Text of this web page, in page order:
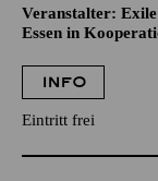
Veranstalter:
Essen in
INFO
Eintritt frei